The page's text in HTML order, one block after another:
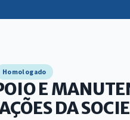
Homologado
E
DA